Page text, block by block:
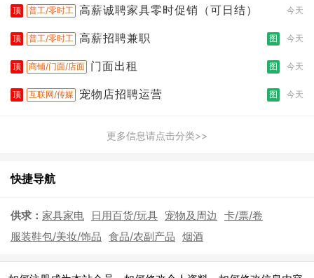
顶 普工/零时工 高薪诚聘家具零时促销（可日结） 今天
顶 普工/零时工 高薪招聘兼职 图 今天
顶 商铺/门面/店面 门面出租 图 今天
顶 互联网/传媒 宠物店招聘运营 图 今天
更多信息请点击分类>>
快捷导航
供求： 家具家电 日用百货/玩具 宠物及周边
卡/票/卷
服装鞋包/美妆/饰品 食品/农副产品 烟酒